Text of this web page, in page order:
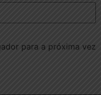
para a próxima vez